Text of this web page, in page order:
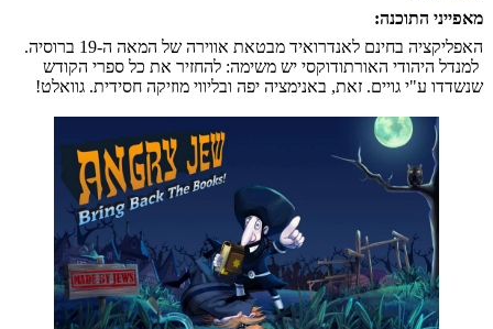
מאפייני התוכנה:
האפליקציה בחינם לאנדרואיד מבטאת אווירה של המאה ה-19 ברוסיה.
למנדל היהודי האורתודוקסי יש משימה: להחזיר את כל ספרי הקודש
שנשדדו ע"י גויים. זאת, באנימציה יפה ובליווי מוזיקה חסידית. גוואלט!